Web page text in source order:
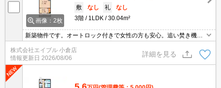
画像：2枚
敷
なし 礼
なし
3階
1LDK 30.04m²
新築物件です。オートロック付きで女性の方も安心。追い焚き機能
付きバス。ペット可(犬・猫限定)。
株式会社エイブル 小倉店
情報更新日 2026/08/06
詳細を見る